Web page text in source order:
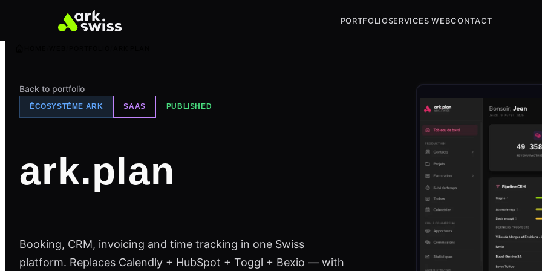
PORTFOLIOSERVICES WEBCONTACT
Back to portfolio
ÉCOSYSTÈME ARK SAAS PUBLISHED
ark.plan
Booking, CRM, invoicing and time tracking in one Swiss
platform. Replaces Calendly + HubSpot + Toggl + Bexio — with